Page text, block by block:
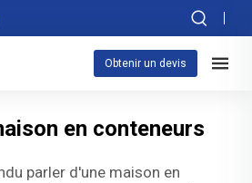
Obtenir un devis
en conteneurs
parler d'une maison en